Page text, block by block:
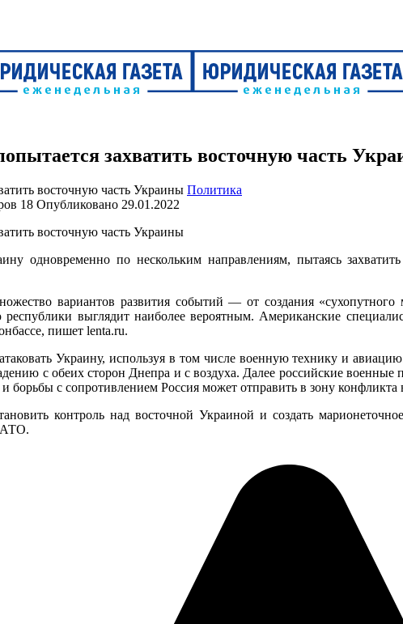
захватить восточную часть
Политика
18 Опубликовано 29.01.2022
одновременно по нескольким направлениям, пытаясь
вариантов развития событий — от создания
республики выглядит наиболее вероятным. Американские
пишет lenta.ru.
Украину, используя в том числе военную технику и
с обеих сторон Днепра и с воздуха. Далее российские
борьбы с сопротивлением Россия может отправить в зону конфликта
контроль над восточной Украиной и создать